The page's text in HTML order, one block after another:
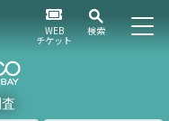
WEB
チケット
検索